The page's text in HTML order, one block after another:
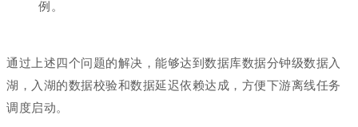
例。
通过上述四个问题的解决，能够达到数据库数据分钟级数据入
湖，入湖的数据校验和数据延迟依赖达成，方便下游离线任务
调度启动。